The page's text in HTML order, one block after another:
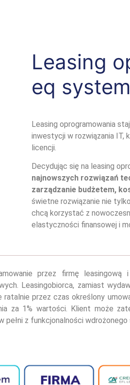
Leasing
eq system
Leasing oprogramowania
inwestycji w rozwiązania IT,
licencji.
Decydując się na leasing
najnowszych rozwiązań
zarządzanie budżetem,
świetne rozwiązanie nie
chcą korzystać z
elastyczności finansowej i
przez firmę leasingową i
Leasingobiorca, zamiast
ratalnie przez czas określony
za 1% wartości. Klient może
z funkcjonalności wdrożonego